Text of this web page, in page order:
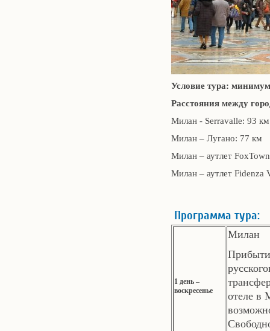
Условие тура:
Расстояния между
Милан - Serravalle: 93 км
Милан – Лугано: 77 км
Милан – аутлет
Милан – аутлет Fidenza
Программа тура:
1 день –
воскресенье
Милан
отеле в